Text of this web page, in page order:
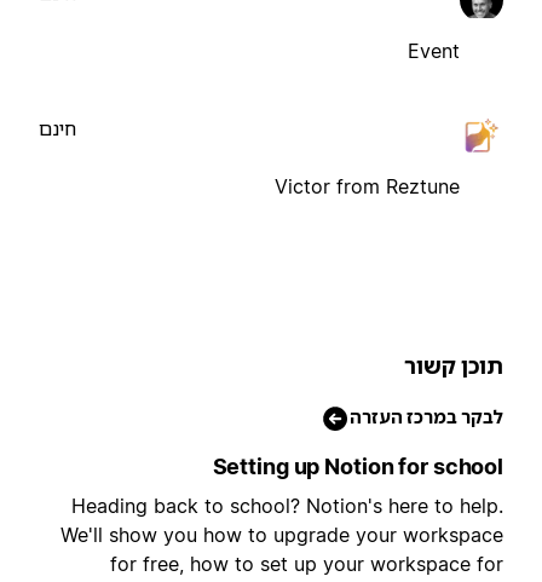
Event
Victor from Reztune
קשור
במרכז העזרה
Setting up Notion for
Heading back to school? Notion's here to
We'll show you how to upgrade your
for free, how to set up your workspace